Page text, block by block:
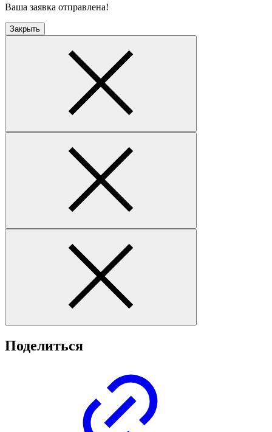
Ваша заявка отправлена!
Закрыть
Поделиться